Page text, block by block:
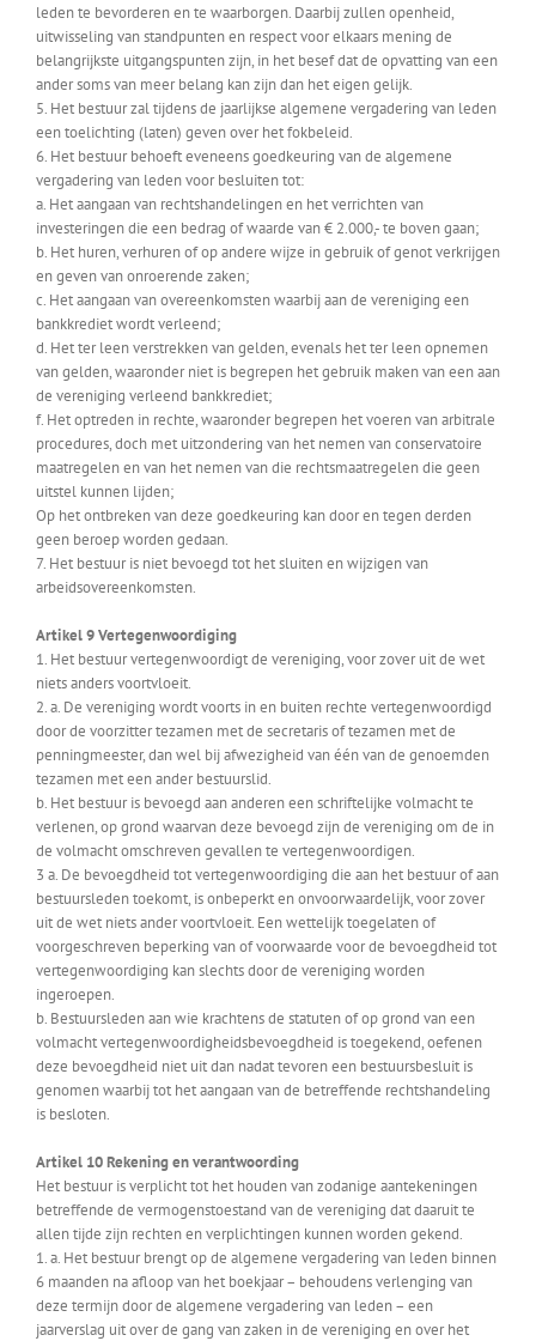
leden te bevorderen en te waarborgen. Daarbij zullen openheid,
uitwisseling van standpunten en respect voor elkaars mening de
belangrijkste uitgangspunten zijn, in het besef dat de opvatting van een
ander soms van meer belang kan zijn dan het eigen gelijk.
5. Het bestuur zal tijdens de jaarlijkse algemene vergadering van leden
een toelichting (laten) geven over het fokbeleid.
6. Het bestuur behoeft eveneens goedkeuring van de algemene
vergadering van leden voor besluiten tot:
a. Het aangaan van rechtshandelingen en het verrichten van
investeringen die een bedrag of waarde van € 2.000,- te boven gaan;
b. Het huren, verhuren of op andere wijze in gebruik of genot verkrijgen
en geven van onroerende zaken;
c. Het aangaan van overeenkomsten waarbij aan de vereniging een
bankkrediet wordt verleend;
d. Het ter leen verstrekken van gelden, evenals het ter leen opnemen
van gelden, waaronder niet is begrepen het gebruik maken van een aan
de vereniging verleend bankkrediet;
f. Het optreden in rechte, waaronder begrepen het voeren van arbitrale
procedures, doch met uitzondering van het nemen van conservatoire
maatregelen en van het nemen van die rechtsmaatregelen die geen
uitstel kunnen lijden;
Op het ontbreken van deze goedkeuring kan door en tegen derden
geen beroep worden gedaan.
7. Het bestuur is niet bevoegd tot het sluiten en wijzigen van
arbeidsovereenkomsten.
Artikel 9 Vertegenwoordiging
1. Het bestuur vertegenwoordigt de vereniging, voor zover uit de wet
niets anders voortvloeit.
2. a. De vereniging wordt voorts in en buiten rechte vertegenwoordigd
door de voorzitter tezamen met de secretaris of tezamen met de
penningmeester, dan wel bij afwezigheid van één van de genoemden
tezamen met een ander bestuurslid.
b. Het bestuur is bevoegd aan anderen een schriftelijke volmacht te
verlenen, op grond waarvan deze bevoegd zijn de vereniging om de in
de volmacht omschreven gevallen te vertegenwoordigen.
3 a. De bevoegdheid tot vertegenwoordiging die aan het bestuur of aan
bestuursleden toekomt, is onbeperkt en onvoorwaardelijk, voor zover
uit de wet niets ander voortvloeit. Een wettelijk toegelaten of
voorgeschreven beperking van of voorwaarde voor de bevoegdheid tot
vertegenwoordiging kan slechts door de vereniging worden
ingeroepen.
b. Bestuursleden aan wie krachtens de statuten of op grond van een
volmacht vertegenwoordigheidsbevoegdheid is toegekend, oefenen
deze bevoegdheid niet uit dan nadat tevoren een bestuursbesluit is
genomen waarbij tot het aangaan van de betreffende rechtshandeling
is besloten.
Artikel 10 Rekening en verantwoording
Het bestuur is verplicht tot het houden van zodanige aantekeningen
betreffende de vermogenstoestand van de vereniging dat daaruit te
allen tijde zijn rechten en verplichtingen kunnen worden gekend.
1. a. Het bestuur brengt op de algemene vergadering van leden binnen
6 maanden na afloop van het boekjaar – behoudens verlenging van
deze termijn door de algemene vergadering van leden – een
jaarverslag uit over de gang van zaken in de vereniging en over het